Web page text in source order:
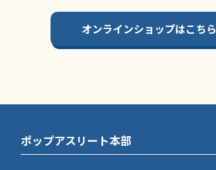
オンラインショップはこちら
ポップアスリート本部